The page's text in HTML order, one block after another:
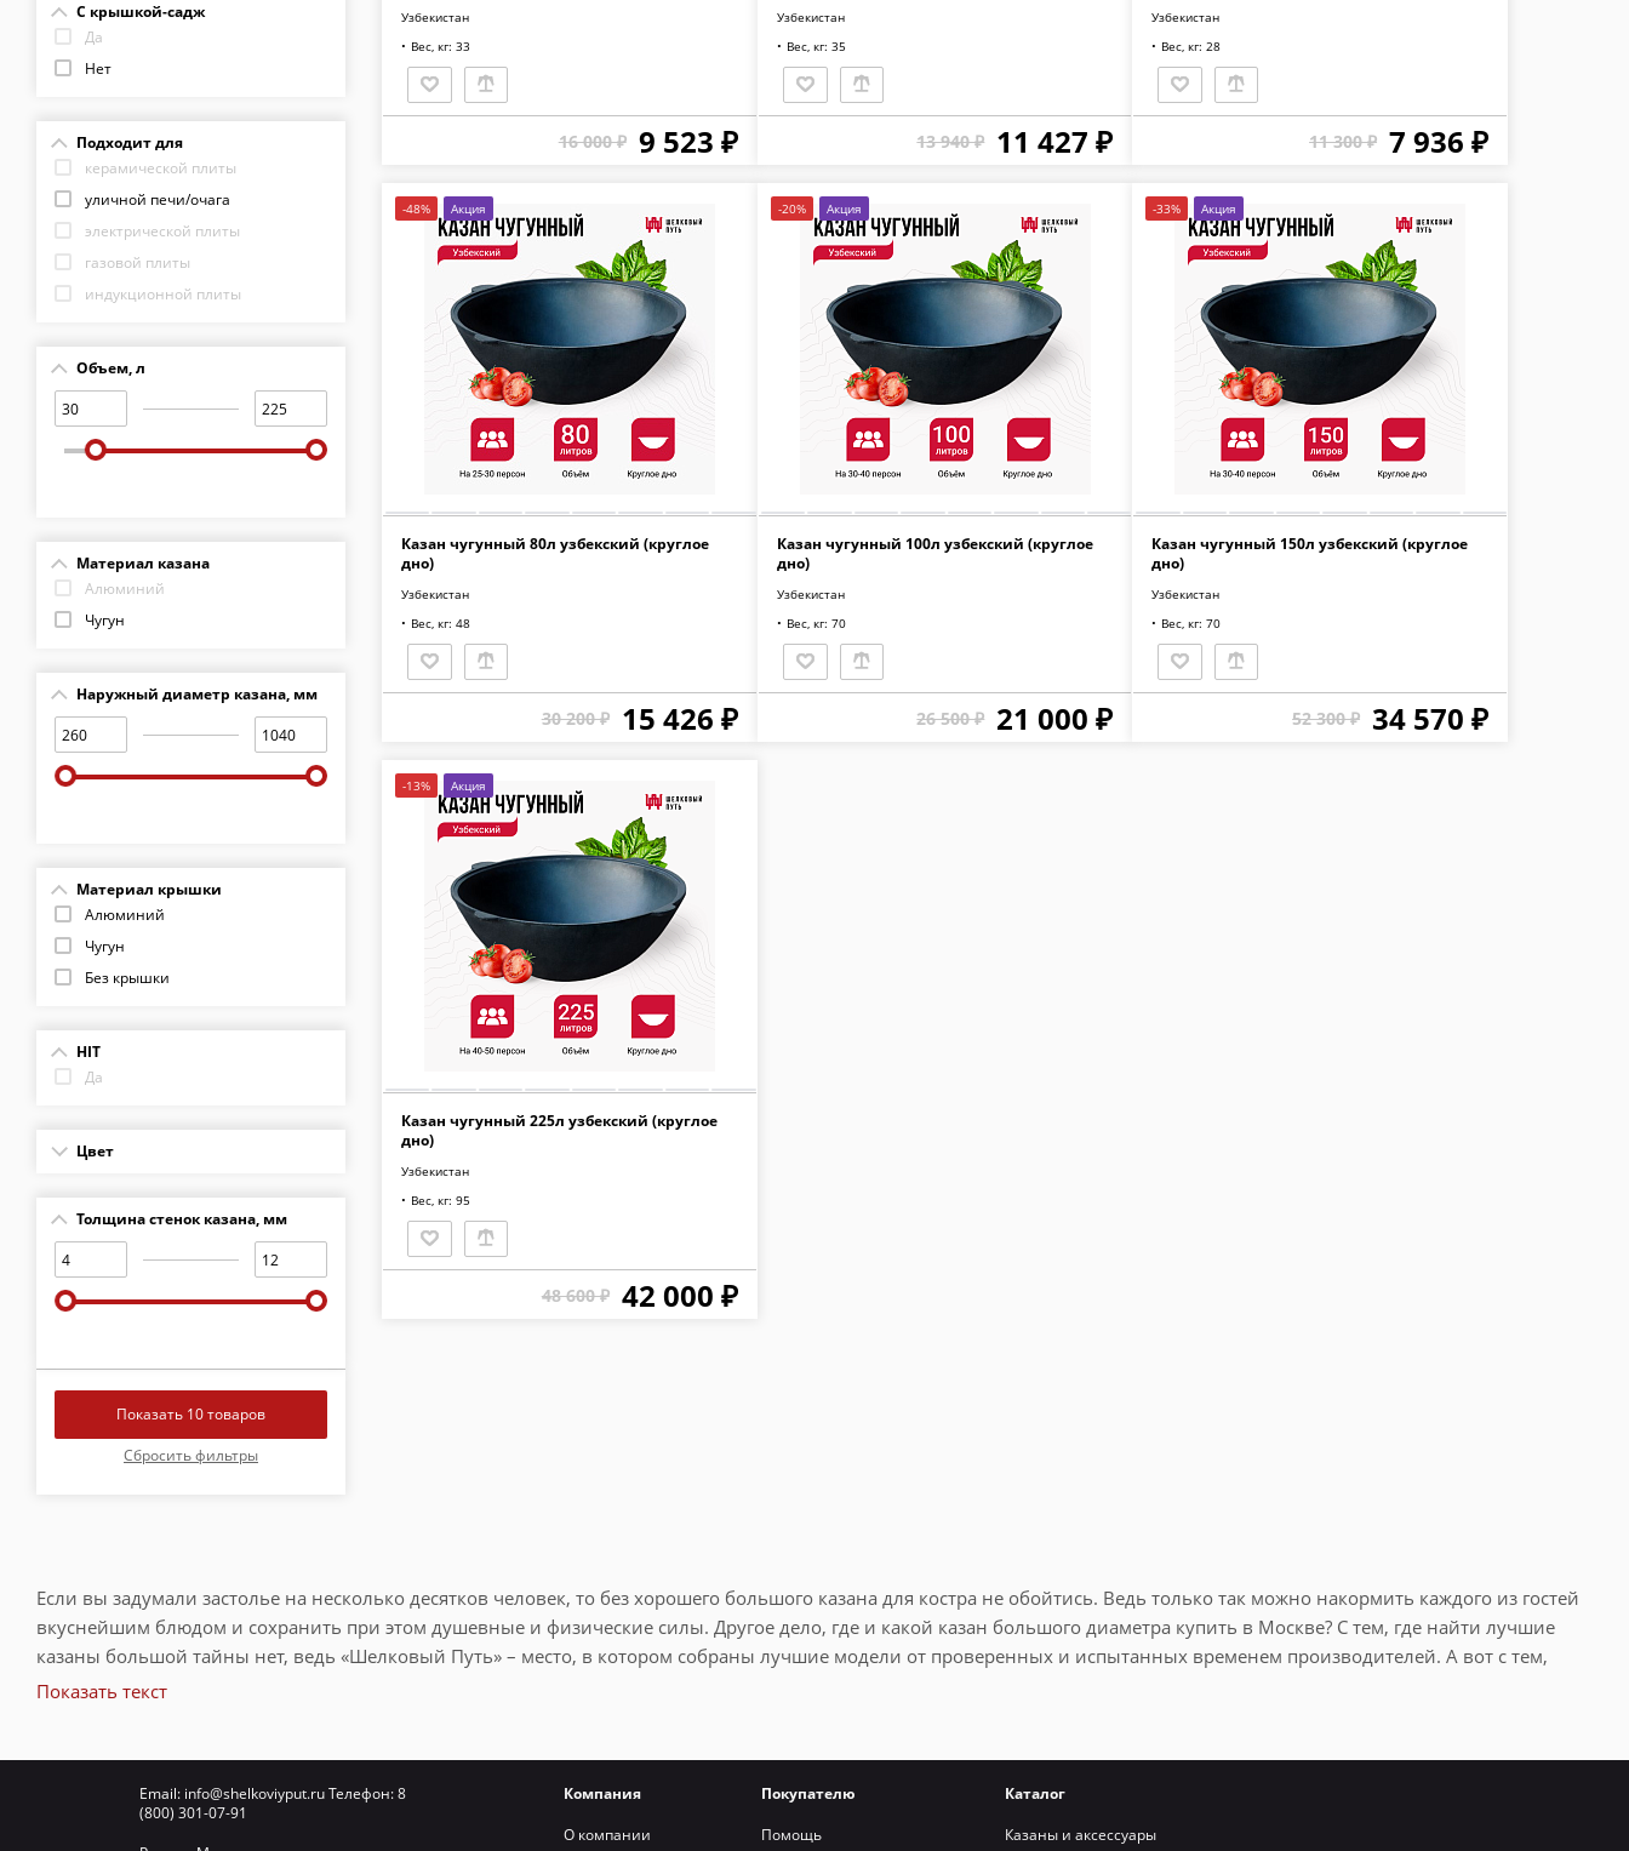
С крышкой-садж
Да
Нет
Подходит для
керамической плиты
уличной печи/очага
электрической плиты
газовой плиты
индукционной плиты
Объем, л
Материал казана
Алюминий
Чугун
Наружный диаметр казана, мм
Материал крышки
Алюминий
Чугун
Без крышки
HIT
Да
Цвет
Толщина стенок казана, мм
Узбекистан
Вес, кг: 33
16 000 ₽ 9 523 ₽
Узбекистан
Вес, кг: 35
13 940 ₽ 11 427 ₽
Узбекистан
Вес, кг: 28
11 300 ₽ 7 936 ₽
-48% Акция
Казан чугунный 80л узбекский (круглое
дно)
Узбекистан
Вес, кг: 48
30 200 ₽ 15 426 ₽
-20% Акция
Казан чугунный 100л узбекский (круглое
дно)
Узбекистан
Вес, кг: 70
26 500 ₽ 21 000 ₽
-33% Акция
Казан чугунный 150л узбекский (круглое
дно)
Узбекистан
Вес, кг: 70
52 300 ₽ 34 570 ₽
-13% Акция
Казан чугунный 225л узбекский (круглое
дно)
Узбекистан
Вес, кг: 95
48 600 ₽ 42 000 ₽
Если вы задумали застолье на несколько десятков человек, то без хорошего большого казана для костра не обойтись. Ведь только так можно накормить каждого из гостей
вкуснейшим блюдом и сохранить при этом душевные и физические силы. Другое дело, где и какой казан большого диаметра купить в Москве? С тем, где найти лучшие
казаны большой тайны нет, ведь «Шелковый Путь» – место, в котором собраны лучшие модели от проверенных и испытанных временем производителей. А вот с тем,
какой большой казан выбрать, стоит внимательно разобраться.
Приготовление пищи в большом объеме – задача непростая и инструменты, находящиеся под рукой повара, обязаны быть качественными. Это правило касается и казана,
он должен быть достаточно велик и прост в обращении.
Показать текст
Email: info@shelkoviyput.ru Телефон: 8
(800) 301-07-91
Компания
О компании
Покупателю
Помощь
Каталог
Казаны и аксессуары